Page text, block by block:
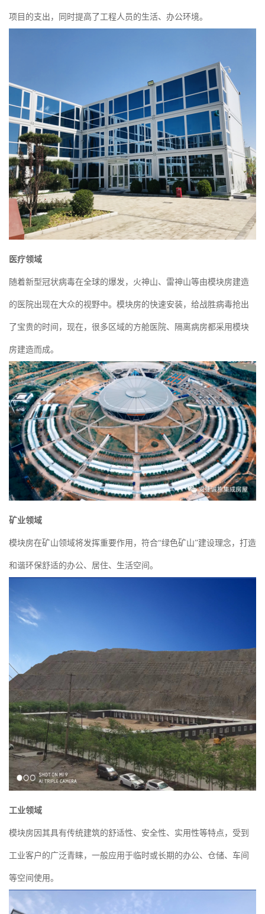
项目的支出，同时提高了工程人员的生活、办公环境。
医疗领域
随着新型冠状病毒在全球的爆发，火神山、雷神山等由模块房建造
的医院出现在大众的视野中。模块房的快速安装，给战胜病毒抢出
了宝贵的时间，现在，很多区域的方舱医院、隔离病房都采用模块
房建造而成。
矿业领域
模块房在矿山领域将发挥重要作用，符合“绿色矿山”建设理念，打造
和谐环保舒适的办公、居住、生活空间。
工业领域
模块房因其具有传统建筑的舒适性、安全性、实用性等特点，受到
工业客户的广泛青睐，一般应用于临时或长期的办公、仓储、车间
等空间使用。